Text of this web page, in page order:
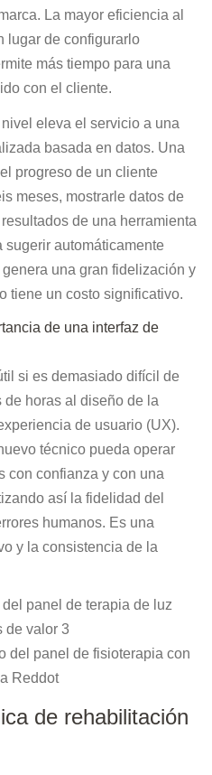
La mayor eficiencia al
lugar de configurarlo
más tiempo para una
con el cliente.
nivel eleva el servicio a una
basada en datos. Una
progreso de un cliente
meses, mostrarle datos de
de una herramienta
automáticamente
una gran fidelización y
tiene un costo significativo.
de una interfaz de
si es demasiado difícil de
horas al diseño de la
de usuario (UX).
técnico pueda operar
con confianza y con una
así la fidelidad del
humanos. Es una
y la consistencia de la
del panel de fisioterapia con
Reddot
de rehabilitación